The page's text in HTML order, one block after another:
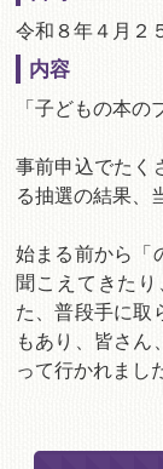
令和８年４月２
内容
「子どもの本の
事前申込でたく
る抽選の結果、
始まる前から「
聞こえてきた
た、普段手に取
もあり、皆さん
って行かれまし